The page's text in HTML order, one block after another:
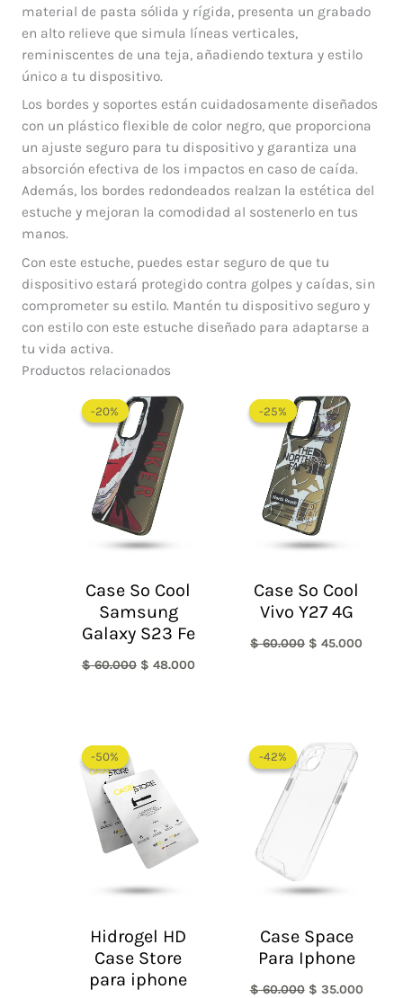
material de pasta sólida y rígida, presenta un grabado
en alto relieve que simula líneas verticales,
reminiscentes de una teja, añadiendo textura y estilo
único a tu dispositivo.
Los bordes y soportes están cuidadosamente diseñados
con un plástico flexible de color negro, que proporciona
un ajuste seguro para tu dispositivo y garantiza una
absorción efectiva de los impactos en caso de caída.
Además, los bordes redondeados realzan la estética del
estuche y mejoran la comodidad al sostenerlo en tus
manos.
Con este estuche, puedes estar seguro de que tu
dispositivo estará protegido contra golpes y caídas, sin
comprometer su estilo. Mantén tu dispositivo seguro y
con estilo con este estuche diseñado para adaptarse a
tu vida activa.
Productos relacionados
-20%
-20%
Case So Cool
Samsung
Galaxy S23 Fe
$60.000
precio
original
era:
$ 60.000.
$ 48.000
-25%
-25%
Case So Cool
Vivo Y27 4G
$60.000
precio
original
era:
$ 60.000.
$ 45.000
-50%
-50%
Hidrogel HD
Case Store
para iphone
era:
$ 60.000.
-42%
-42%
Case Space
Para Iphone
$60.000
precio
original
$ 60.000.
$ 35.000